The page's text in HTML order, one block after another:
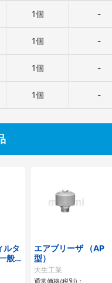
1個 -
1個 -
1個 -
1個 -
ルタ
般
エアブリーザ （AP
型）
大生工業
通常価格(税別)：